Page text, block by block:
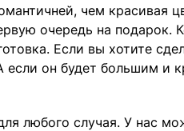
чем красивая
очередь на подарок.
Если вы хотите
если он будет большим и
любого случая. У нас